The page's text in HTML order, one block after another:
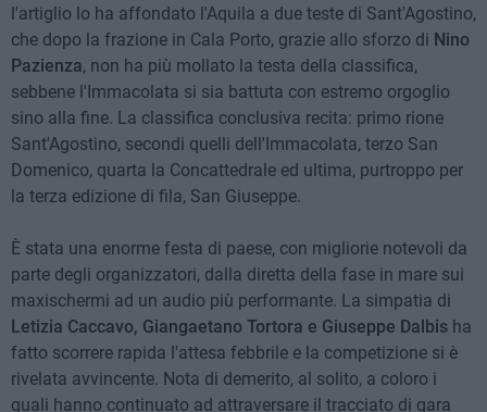
l'artiglio lo ha affondato l'Aquila a due teste di Sant'Agostino,
che dopo la frazione in Cala Porto, grazie allo sforzo di Nino
Pazienza, non ha più mollato la testa della classifica,
sebbene l'Immacolata si sia battuta con estremo orgoglio
sino alla fine. La classifica conclusiva recita: primo rione
Sant'Agostino, secondi quelli dell'Immacolata, terzo San
Domenico, quarta la Concattedrale ed ultima, purtroppo per
la terza edizione di fila, San Giuseppe.
È stata una enorme festa di paese, con migliorie notevoli da
parte degli organizzatori, dalla diretta della fase in mare sui
maxischermi ad un audio più performante. La simpatia di
Letizia Caccavo, Giangaetano Tortora e Giuseppe Dalbis ha
fatto scorrere rapida l'attesa febbrile e la competizione si è
rivelata avvincente. Nota di demerito, al solito, a coloro i
quali hanno continuato ad attraversare il tracciato di gara